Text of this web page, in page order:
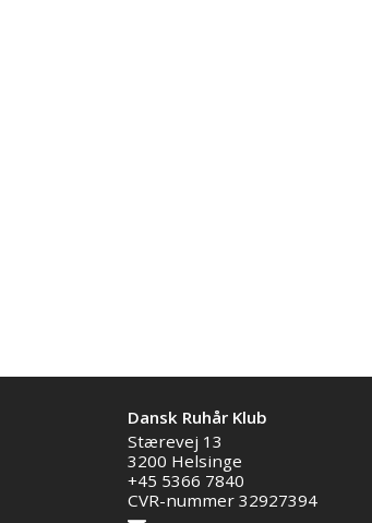
Dansk Ruhår Klub
Stærevej 13
3200 Helsinge
+45 5366 7840
CVR-nummer 32927394